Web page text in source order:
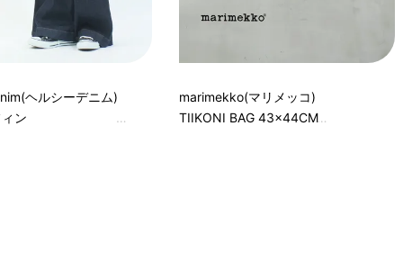
ヘルシーデニム)
ン
marimekko(マリメッコ)
TIIKONI BAG 43×44CM